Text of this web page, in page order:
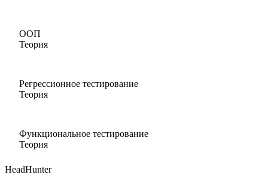
ООП
Теория
Регрессионное тестирование
Теория
Функциональное тестирование
Теория
HeadHunter